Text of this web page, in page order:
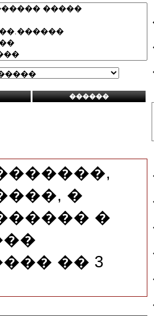
�
�
�� 3